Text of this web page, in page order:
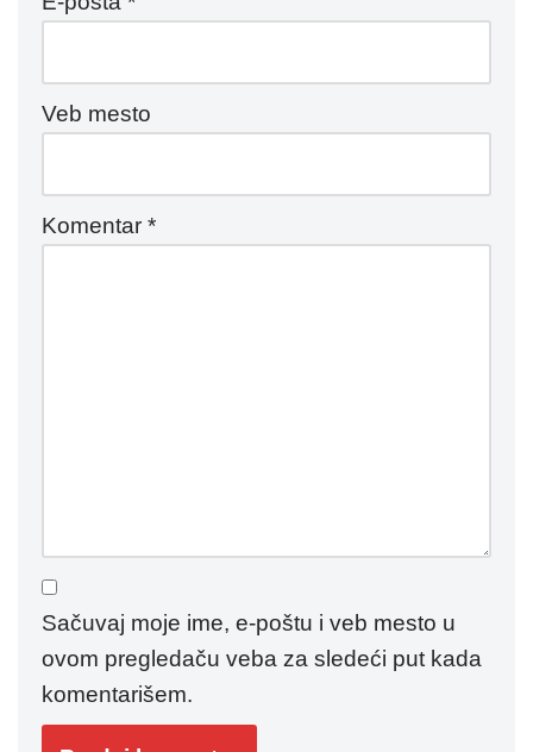
Veb mesto
Komentar *
Sačuvaj moje ime, e-poštu i veb mesto u
ovom pregledaču veba za sledeći put kada
komentarišem.